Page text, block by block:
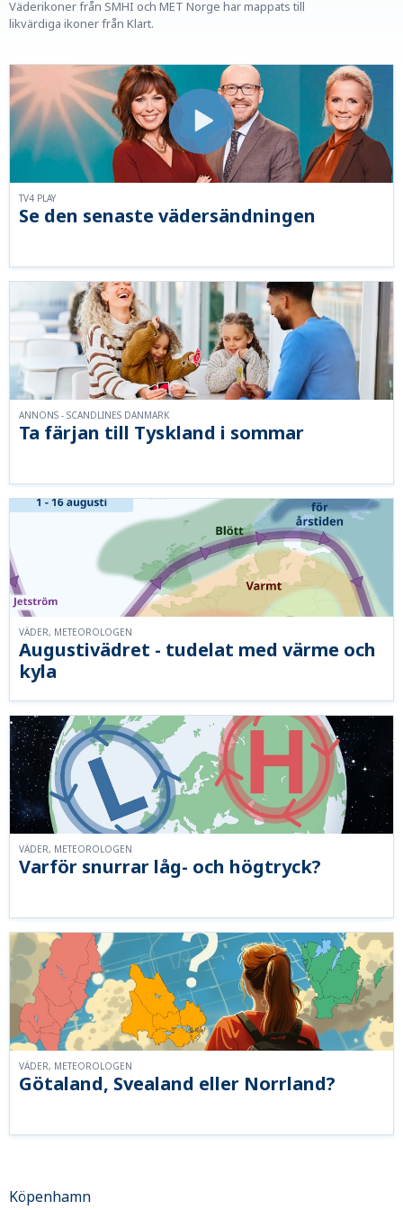
Väderikoner från SMHI och MET Norge har mappats till
likvärdiga ikoner från Klart.
Se den senaste vädersändningen
TV4 PLAY
Ta färjan till Tyskland i sommar
ANNONS - SCANDLINES DANMARK
Augustivädret - tudelat med värme och
kyla
VÄDER, METEOROLOGEN
Varför snurrar låg- och högtryck?
VÄDER, METEOROLOGEN
Götaland, Svealand eller Norrland?
VÄDER, METEOROLOGEN
Köpenhamn